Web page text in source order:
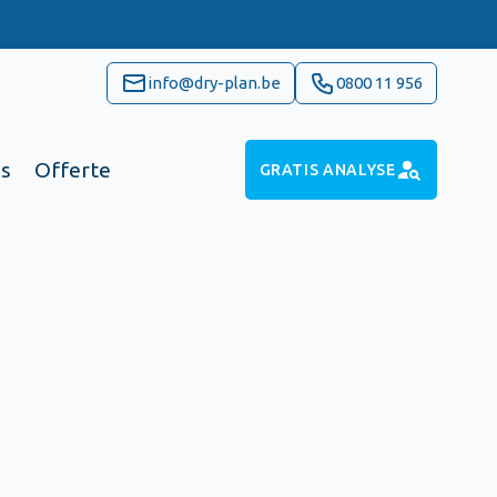
info@dry-plan.be 0800 11 956
Offerte GRATIS ANALYSE